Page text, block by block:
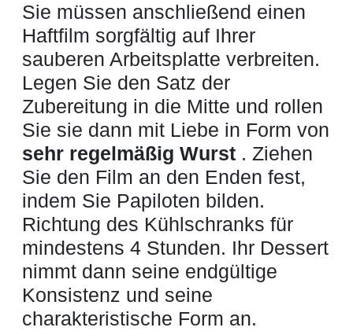
Sie müssen anschließend einen
Haftfilm sorgfältig auf Ihrer
sauberen Arbeitsplatte verbreiten.
Legen Sie den Satz der
Zubereitung in die Mitte und rollen
Sie sie dann mit Liebe in Form von
sehr regelmäßig Wurst . Ziehen
Sie den Film an den Enden fest,
indem Sie Papiloten bilden.
Richtung des Kühlschranks für
mindestens 4 Stunden. Ihr Dessert
nimmt dann seine endgültige
Konsistenz und seine
charakteristische Form an.